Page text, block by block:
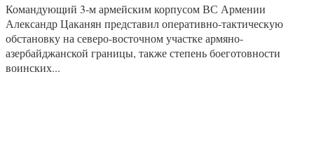
Командующий 3-м армейским корпусом ВС Армении
Александр Цаканян представил оперативно-тактическую
обстановку на северо-восточном участке армяно-
азербайджанской границы, также степень боеготовности
воинских...